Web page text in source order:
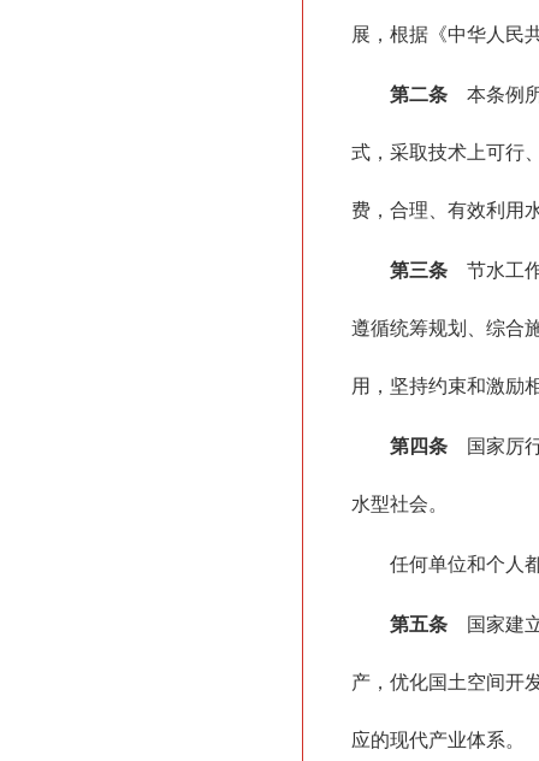
展，根据《中华人民
第二条 本条例
式，采取技术上可行
费，合理、有效利用
第三条 节水工
遵循统筹规划、综合
用，坚持约束和激励
第四条 国家厉
水型社会。
任何单位和个人
第五条 国家建
产，优化国土空间开
应的现代产业体系。